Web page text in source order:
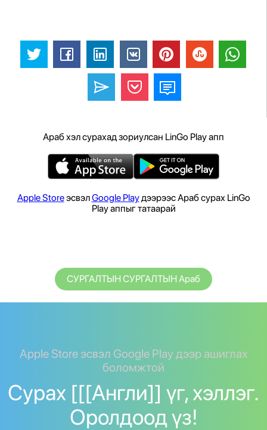
Араб хэл сурахад зориулсан LinGo Play апп
Apple StoreэсвэлGoogle Playдээрээс Араб сурах LinGo
Play аппыг татаарай
СУРГАЛТЫН СУРГАЛТЫН Араб
Apple Store эсвэл Google Play дээр ашиглах
боломжтой
Сурах [[[Англи]] үг, хэллэг.
Оролдоод үз!